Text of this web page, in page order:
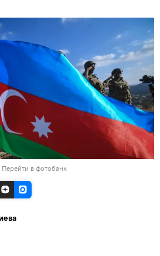
Перейти в фотобанк